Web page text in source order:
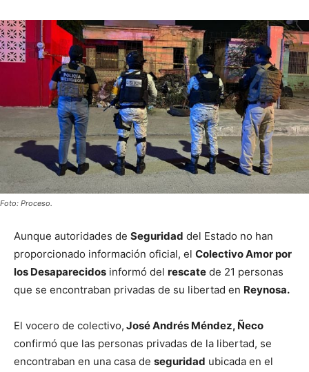
Foto: Proceso.
Aunque autoridades de Seguridad del Estado no han
proporcionado información oficial, el Colectivo Amor por
los Desaparecidos informó del rescate de 21 personas
que se encontraban privadas de su libertad en Reynosa.
El vocero de colectivo, José Andrés Méndez, Ñeco
confirmó que las personas privadas de la libertad, se
encontraban en una casa de seguridad ubicada en el